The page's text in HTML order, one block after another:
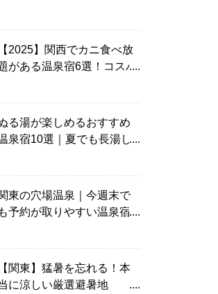
【2025】関西でカニ食べ放
がある温泉宿6選！コスパ
る湯が楽しめるおすすめ
泉宿10選｜夏でも長湯し
東の穴場温泉｜今週末で
も予約が取りやすい温泉宿
【関東】猛暑を忘れる！本
に涼しい厳選避暑地